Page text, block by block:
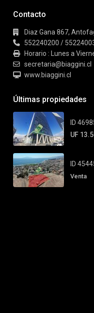
Contacto
Diaz Gana 867,
552240200 /
Horario : Lunes a
secretaria@biaggini.cl
www.biaggini.cl
Últimas propiedades
ID
UF
ID
Venta